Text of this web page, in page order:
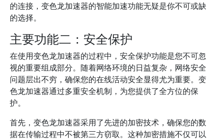
的连接，变色龙加速器的智能加速功能无疑是你不可或缺
的选择。
主要功能二：安全保护
在使用变色龙加速器的过程中，安全保护功能是您不可忽
视的重要组成部分。随着网络环境的日益复杂，网络安全
问题层出不穷，确保您的在线活动安全显得尤为重要。变
色龙加速器通过多重安全机制，为您提供了全方位的保
护。
首先，变色龙加速器采用了先进的加密技术，确保您的数
据在传输过程中不被第三方窃取。这种加密措施不仅可以